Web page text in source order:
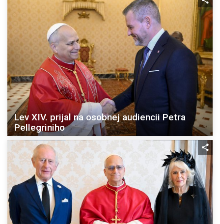
Lev XIV. prijal na osobnej audiencii Petra
Pellegriniho